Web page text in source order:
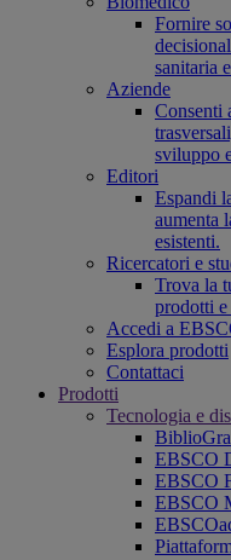
Fornire
sanitaria
Aziende
Consenti
sviluppo
Editori
Espandi
aumenta
esistenti.
Ricercatori e
Trova la
prodotti e
Accedi a
Esplora prodotti
Contattaci
Prodotti
Tecnologia e
EBSCO
EBSCO
EBSCO